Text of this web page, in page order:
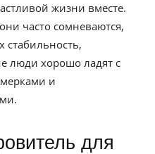
жизни вместе.
часто сомневаются,
стабильность,
люди хорошо ладят с
и